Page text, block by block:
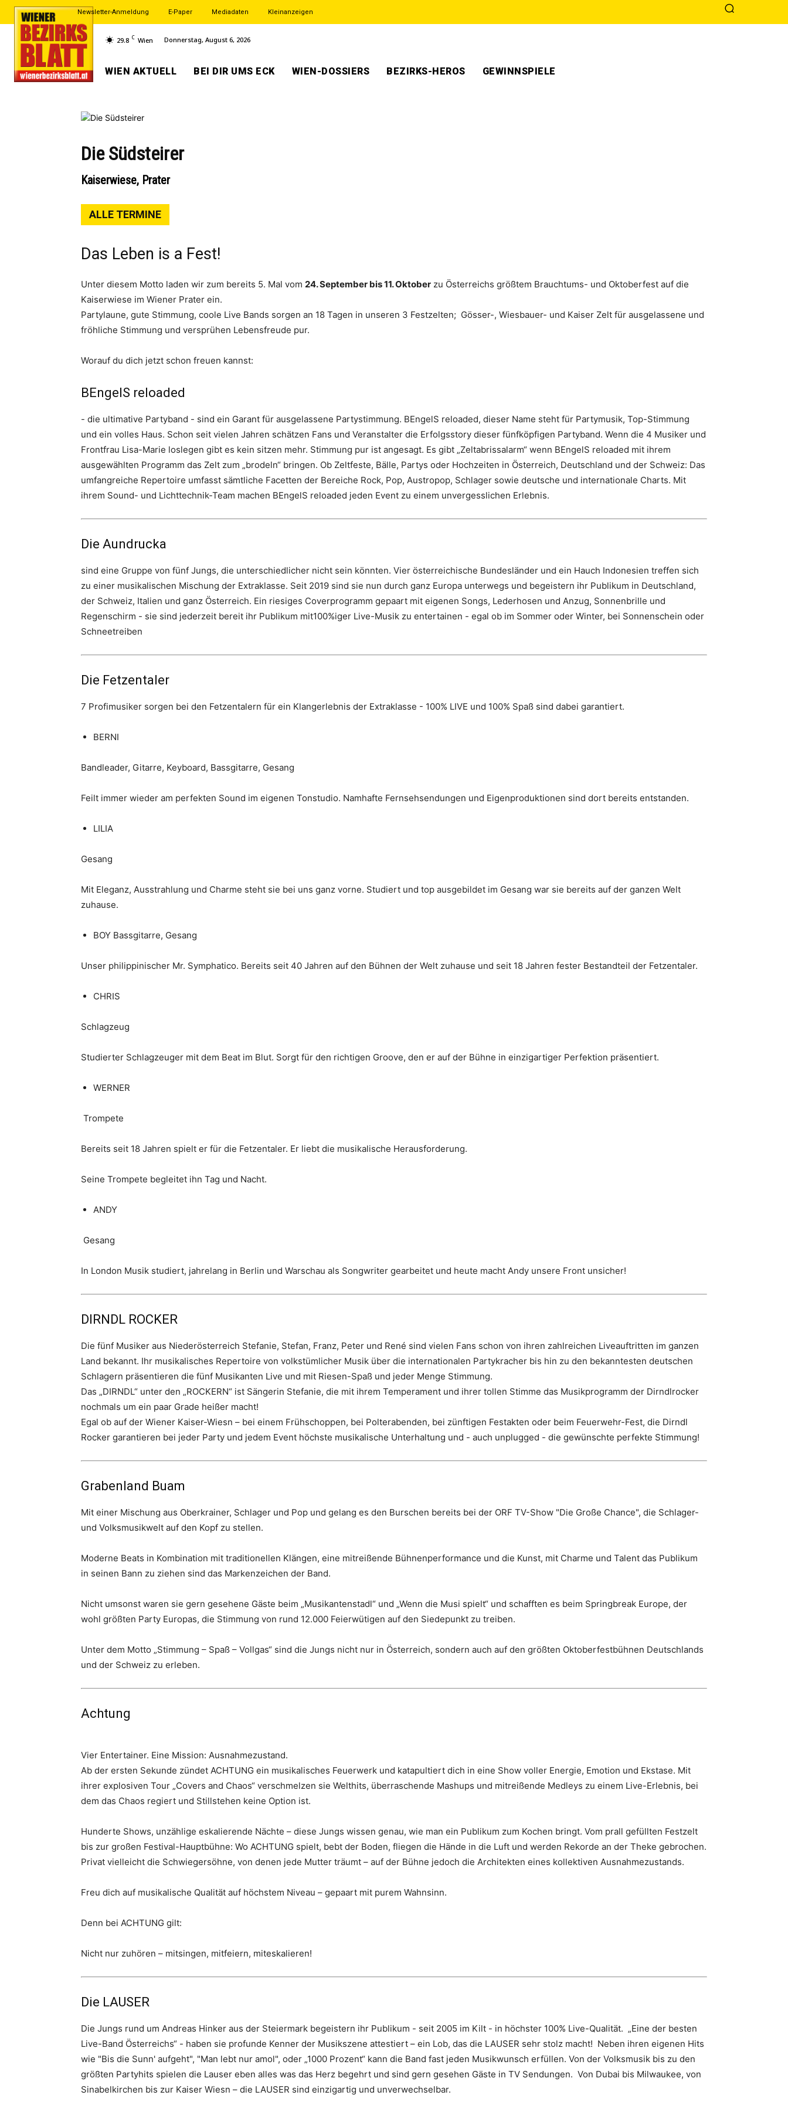
Newsletter-Anmeldung E-Paper Mediadaten Kleinanzeigen
29.8 C Wien Donnerstag, August 6, 2026
WIEN AKTUELL BEI DIR UMS ECK WIEN-DOSSIERS BEZIRKS-HEROS GEWINNSPIELE
Die Südsteirer
Kaiserwiese, Prater
ALLE TERMINE
Das Leben is a Fest!
Unter diesem Motto laden wir zum bereits 5. Mal vom 24. September bis 11. Oktober zu Österreichs größtem Brauchtums- und Oktoberfest auf die
Kaiserwiese im Wiener Prater ein.
Partylaune, gute Stimmung, coole Live Bands sorgen an 18 Tagen in unseren 3 Festzelten; Gösser-, Wiesbauer- und Kaiser Zelt für ausgelassene und
fröhliche Stimmung und versprühen Lebensfreude pur.
Worauf du dich jetzt schon freuen kannst:
BEngelS reloaded
- die ultimative Partyband - sind ein Garant für ausgelassene Partystimmung. BEngelS reloaded, dieser Name steht für Partymusik, Top-Stimmung
und ein volles Haus. Schon seit vielen Jahren schätzen Fans und Veranstalter die Erfolgsstory dieser fünfköpfigen Partyband. Wenn die 4 Musiker und
Frontfrau Lisa-Marie loslegen gibt es kein sitzen mehr. Stimmung pur ist angesagt. Es gibt „Zeltabrissalarm“ wenn BEngelS reloaded mit ihrem
ausgewählten Programm das Zelt zum „brodeln“ bringen. Ob Zeltfeste, Bälle, Partys oder Hochzeiten in Österreich, Deutschland und der Schweiz: Das
umfangreiche Repertoire umfasst sämtliche Facetten der Bereiche Rock, Pop, Austropop, Schlager sowie deutsche und internationale Charts. Mit
ihrem Sound- und Lichttechnik-Team machen BEngelS reloaded jeden Event zu einem unvergesslichen Erlebnis.
Die Aundrucka
sind eine Gruppe von fünf Jungs, die unterschiedlicher nicht sein könnten. Vier österreichische Bundesländer und ein Hauch Indonesien treffen sich
zu einer musikalischen Mischung der Extraklasse. Seit 2019 sind sie nun durch ganz Europa unterwegs und begeistern ihr Publikum in Deutschland,
der Schweiz, Italien und ganz Österreich. Ein riesiges Coverprogramm gepaart mit eigenen Songs, Lederhosen und Anzug, Sonnenbrille und
Regenschirm - sie sind jederzeit bereit ihr Publikum mit100%iger Live-Musik zu entertainen - egal ob im Sommer oder Winter, bei Sonnenschein oder
Schneetreiben
Die Fetzentaler
7 Profimusiker sorgen bei den Fetzentalern für ein Klangerlebnis der Extraklasse - 100% LIVE und 100% Spaß sind dabei garantiert.
BERNI
Bandleader, Gitarre, Keyboard, Bassgitarre, Gesang
Feilt immer wieder am perfekten Sound im eigenen Tonstudio. Namhafte Fernsehsendungen und Eigenproduktionen sind dort bereits entstanden.
LILIA
Gesang
Mit Eleganz, Ausstrahlung und Charme steht sie bei uns ganz vorne. Studiert und top ausgebildet im Gesang war sie bereits auf der ganzen Welt
zuhause.
BOY Bassgitarre, Gesang
Unser philippinischer Mr. Symphatico. Bereits seit 40 Jahren auf den Bühnen der Welt zuhause und seit 18 Jahren fester Bestandteil der Fetzentaler.
CHRIS
Schlagzeug
Studierter Schlagzeuger mit dem Beat im Blut. Sorgt für den richtigen Groove, den er auf der Bühne in einzigartiger Perfektion präsentiert.
WERNER
Trompete
Bereits seit 18 Jahren spielt er für die Fetzentaler. Er liebt die musikalische Herausforderung.
Seine Trompete begleitet ihn Tag und Nacht.
ANDY
Gesang
In London Musik studiert, jahrelang in Berlin und Warschau als Songwriter gearbeitet und heute macht Andy unsere Front unsicher!
DIRNDL ROCKER
Die fünf Musiker aus Niederösterreich Stefanie, Stefan, Franz, Peter und René sind vielen Fans schon von ihren zahlreichen Liveauftritten im ganzen
Land bekannt. Ihr musikalisches Repertoire von volkstümlicher Musik über die internationalen Partykracher bis hin zu den bekanntesten deutschen
Schlagern präsentieren die fünf Musikanten Live und mit Riesen-Spaß und jeder Menge Stimmung.
Das „DIRNDL“ unter den „ROCKERN“ ist Sängerin Stefanie, die mit ihrem Temperament und ihrer tollen Stimme das Musikprogramm der Dirndlrocker
nochmals um ein paar Grade heißer macht!
Egal ob auf der Wiener Kaiser-Wiesn – bei einem Frühschoppen, bei Polterabenden, bei zünftigen Festakten oder beim Feuerwehr-Fest, die Dirndl
Rocker garantieren bei jeder Party und jedem Event höchste musikalische Unterhaltung und - auch unplugged - die gewünschte perfekte Stimmung!
Grabenland Buam
Mit einer Mischung aus Oberkrainer, Schlager und Pop und gelang es den Burschen bereits bei der ORF TV-Show "Die Große Chance", die Schlager-
und Volksmusikwelt auf den Kopf zu stellen.
Moderne Beats in Kombination mit traditionellen Klängen, eine mitreißende Bühnenperformance und die Kunst, mit Charme und Talent das Publikum
in seinen Bann zu ziehen sind das Markenzeichen der Band.
Nicht umsonst waren sie gern gesehene Gäste beim „Musikantenstadl“ und „Wenn die Musi spielt“ und schafften es beim Springbreak Europe, der
wohl größten Party Europas, die Stimmung von rund 12.000 Feierwütigen auf den Siedepunkt zu treiben.
Unter dem Motto „Stimmung – Spaß – Vollgas“ sind die Jungs nicht nur in Österreich, sondern auch auf den größten Oktoberfestbühnen Deutschlands
und der Schweiz zu erleben.
Achtung
Vier Entertainer. Eine Mission: Ausnahmezustand.
Ab der ersten Sekunde zündet ACHTUNG ein musikalisches Feuerwerk und katapultiert dich in eine Show voller Energie, Emotion und Ekstase. Mit
ihrer explosiven Tour „Covers and Chaos“ verschmelzen sie Welthits, überraschende Mashups und mitreißende Medleys zu einem Live-Erlebnis, bei
dem das Chaos regiert und Stillstehen keine Option ist.
Hunderte Shows, unzählige eskalierende Nächte – diese Jungs wissen genau, wie man ein Publikum zum Kochen bringt. Vom prall gefüllten Festzelt
bis zur großen Festival-Hauptbühne: Wo ACHTUNG spielt, bebt der Boden, fliegen die Hände in die Luft und werden Rekorde an der Theke gebrochen.
Privat vielleicht die Schwiegersöhne, von denen jede Mutter träumt – auf der Bühne jedoch die Architekten eines kollektiven Ausnahmezustands.
Freu dich auf musikalische Qualität auf höchstem Niveau – gepaart mit purem Wahnsinn.
Denn bei ACHTUNG gilt:
Nicht nur zuhören – mitsingen, mitfeiern, miteskalieren!
Die LAUSER
Die Jungs rund um Andreas Hinker aus der Steiermark begeistern ihr Publikum - seit 2005 im Kilt - in höchster 100% Live-Qualität. „Eine der besten
Live-Band Österreichs“ - haben sie profunde Kenner der Musikszene attestiert – ein Lob, das die LAUSER sehr stolz macht! Neben ihren eigenen Hits
wie "Bis die Sunn' aufgeht", "Man lebt nur amol", oder „1000 Prozent“ kann die Band fast jeden Musikwunsch erfüllen. Von der Volksmusik bis zu den
größten Partyhits spielen die Lauser eben alles was das Herz begehrt und sind gern gesehen Gäste in TV Sendungen. Von Dubai bis Milwaukee, von
Sinabelkirchen bis zur Kaiser Wiesn – die LAUSER sind einzigartig und unverwechselbar.